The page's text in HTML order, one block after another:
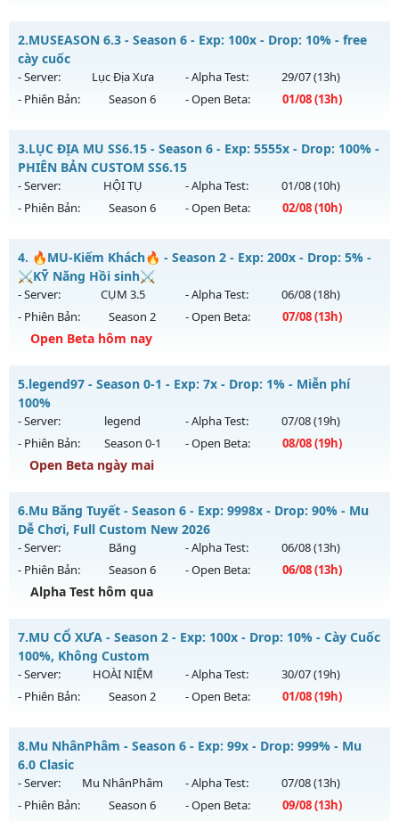
Mu mới ra tháng 08 2026 - Mở máy chủ
ngày 03/08/2626
Exp: 200x - Drop: 20%
Thể loại: Mu Nguyên bản Webzen
Antihack: GoldShield
2.MUSEASON 6.3 - Season 6 - Exp: 100x - Drop: 10% - free
cày cuốc
- Server: Lục Địa Xưa - Alpha Test: 29/07(13h)
- Phiên Bản:
Season 6 - Open Beta: 01/08(13h)
Mu mới ra tháng 08 2026 - Mở máy chủ
13h ngày 01/08/2626
Exp: 100x - Drop: 10%
Thể loại: Mu Nguyên bản Webzen
Antihack: hoàn toàn mới
3.LỤC ĐỊA MU SS6.15 - Season 6 - Exp: 5555x - Drop: 100% -
PHIÊN BẢN CUSTOM SS6.15
- Server: HỘI TỤ - Alpha Test: 01/08(10h)
- Phiên Bản:
Season 6 - Open Beta: 02/08(10h)
LỤC ĐỊA MU SS6.15 - PHIÊN BẢN CUSTOM SS6.15
Mu mới ra tháng 08 2026 - Mở máy chủ
ngày 02/08/2626
Exp: 5555x - Drop: 100%
Kiểu reset: Reset In Game
Antihack: SPK
4. 🔥MU-Kiếm Khách🔥 - Season 2 - Exp: 200x - Drop: 5% -
⚔️KỸ Năng Hồi sinh⚔️
- Server: CỤM 3.5 - Alpha Test: 06/08(18h)
- Phiên Bản:
Season 2 - Open Beta: 07/08(13h)
Open Beta hôm nay
🔥MU-Kiếm Khách🔥 - ⚔️KỸ Năng Hồi sinh⚔️
Mu mới ra tháng 08 2026 - Mở máy chủ
ngày 07/08/2626
Exp: 200x - Drop: 5%
Kiểu reset: Reset In Game
Antihack: Sharkguard
5.legend97 - Season 0-1 - Exp: 7x - Drop: 1% - Miễn phí
100%
- Server: legend - Alpha Test: 07/08(19h)
- Phiên Bản:
Season 0-1 - Open Beta: 08/08(19h)
Open Beta ngày mai
legend97 - Miễn phí 100%
Mu mới ra tháng 08 2026 - Mở máy chủ
ngày 08/08/2626
Exp: 7x - Drop: 1%
Kiểu reset: Reset In Game
Thể loại: Mu Nguyên bản Webzen
Antihack: Bandicam Hack 100%
6.Mu Băng Tuyết - Season 6 - Exp: 9998x - Drop: 90% - Mu
Dễ Chơi, Full Custom New 2026
- Server: Băng - Alpha Test: 06/08(13h)
- Phiên Bản:
Season 6 - Open Beta: 06/08(13h)
Alpha Test hôm qua
Mu Băng Tuyết - Mu Dễ Chơi, Full Custom New 2026
Mu mới ra tháng 08 2026 - Mở máy chủ
06/08/2626
Exp: 9998x - Drop: 90%
Thể loại: Mu Custom thêm đồ mới
Antihack: Dragon
7.MU CỔ XƯA - Season 2 - Exp: 100x - Drop: 10% - Cày Cuốc
100%, Không Custom
- Server: HOÀI NIỆM - Alpha Test: 30/07(19h)
- Phiên Bản:
Season 2 - Open Beta: 01/08(19h)
MU CỔ XƯA - Cày Cuốc 100%, Không Custom
Mu mới ra tháng 08 2026 - Mở máy chủ
ngày 01/08/2626
Exp: 100x - Drop: 10%
8.Mu NhânPhâm - Season 6 - Exp: 99x - Drop: 999% - Mu
6.0 Clasic
- Server: Mu NhânPhâm - Alpha Test: 07/08(13h)
- Phiên Bản:
Season 6 - Open Beta: 09/08(13h)